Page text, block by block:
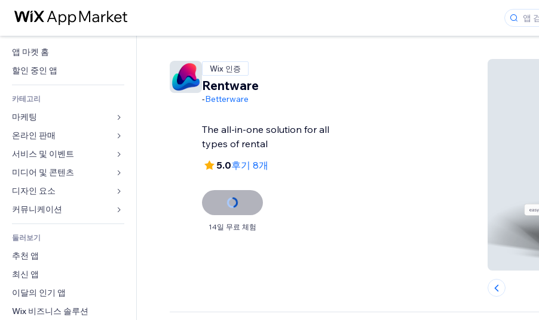
앱 마켓 홈
할인 중인 앱
카테고리
마케팅
광고
모바일
사이트 통계
사이트 목록
이메일
온라인 판매
쇼핑몰 관련 앱
배송
판매 버튼
회계
쿠폰 및 로열티
창고 서비스
서비스 및 이벤트
호텔
이벤트
음식점
부동산
예약
미디어 및 콘텐츠
갤러리
뮤직
팟캐스트
사진
동영상
PDF
파일 공유
소식
디자인 요소
지도 및 내비게이션
개인정보 및 보안
시계
페이지 템플릿
이미지 효과
버튼 & 메뉴
배너 및 배지
양식
블로그
설문
채팅
메모
전화번호
둘러보기
추천 앱
최신 앱
이달의 인기 앱
Wix 비즈니스 솔루션
Wix 인증
Rentware
-Betterware
The all-in-one solution for all
types of rental
5.0후기 8개
14일 무료 체험